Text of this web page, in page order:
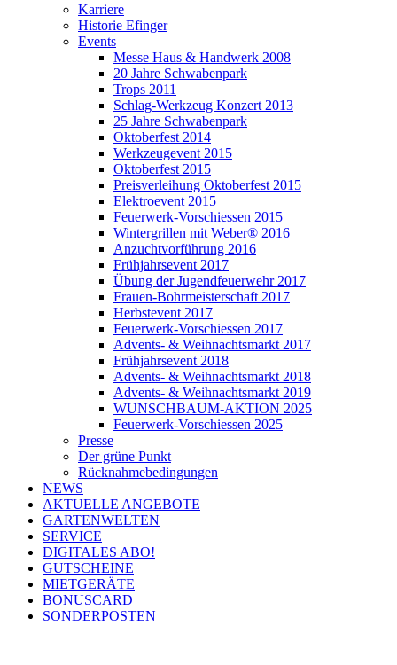
Karriere
Historie Efinger
Events
Messe Haus & Handwerk 2008
20 Jahre Schwabenpark
Trops 2011
Schlag-Werkzeug Konzert 2013
25 Jahre Schwabenpark
Oktoberfest 2014
Werkzeugevent 2015
Oktoberfest 2015
Preisverleihung Oktoberfest 2015
Elektroevent 2015
Feuerwerk-Vorschiessen 2015
Wintergrillen mit Weber® 2016
Anzuchtvorführung 2016
Frühjahrsevent 2017
Übung der Jugendfeuerwehr 2017
Frauen-Bohrmeisterschaft 2017
Herbstevent 2017
Feuerwerk-Vorschiessen 2017
Advents- & Weihnachtsmarkt 2017
Frühjahrsevent 2018
Advents- & Weihnachtsmarkt 2018
Advents- & Weihnachtsmarkt 2019
WUNSCHBAUM-AKTION 2025
Feuerwerk-Vorschiessen 2025
Presse
Der grüne Punkt
Rücknahmebedingungen
NEWS
AKTUELLE ANGEBOTE
GARTENWELTEN
SERVICE
DIGITALES ABO!
GUTSCHEINE
MIETGERÄTE
BONUSCARD
SONDERPOSTEN